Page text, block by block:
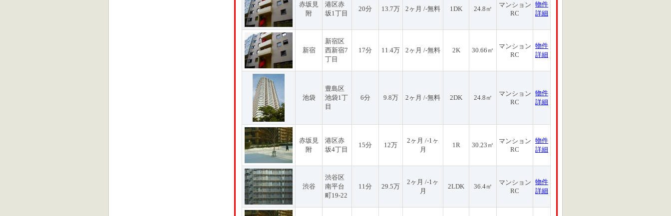
赤坂見
附
港区赤
坂1丁目
20分 13.7万 2ヶ月 /-無料 1DK 24.8㎡
マンション
RC
物件
詳細
新宿
新宿区
西新宿7
丁目
17分 11.4万 2ヶ月 /-無料 2K 30.66㎡
マンション
RC
物件
詳細
池袋
豊島区
池袋1丁
目
6分 9.8万 2ヶ月 /-無料 2DK 24.8㎡
マンション
RC
物件
詳細
赤坂見
附
港区赤
坂4丁目
15分 12万
2ヶ月 /-1ヶ
月
1R 30.23㎡
マンション
RC
物件
詳細
渋谷
渋谷区
南平台
町19-22
11分 29.5万
2ヶ月 /-1ヶ
月
2LDK 36.4㎡
マンション
RC
物件
詳細